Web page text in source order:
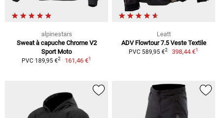
alpinestars
Sweat à capuche Chrome V2
Sport Moto
PVC 189,95 €2 161,46 €1
Leatt
ADV Flowtour 7.5 Veste Textile
PVC 589,95 €2 398,44 €1